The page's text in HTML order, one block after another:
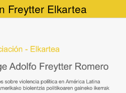
Freytter Elkartea